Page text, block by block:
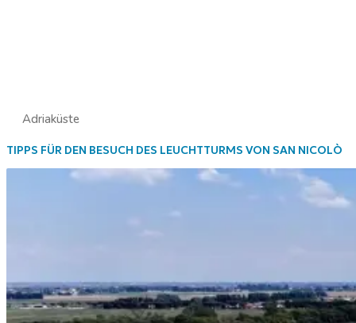
Adriaküste
TIPPS FÜR DEN BESUCH DES LEUCHTTURMS VON SAN NICOLÒ